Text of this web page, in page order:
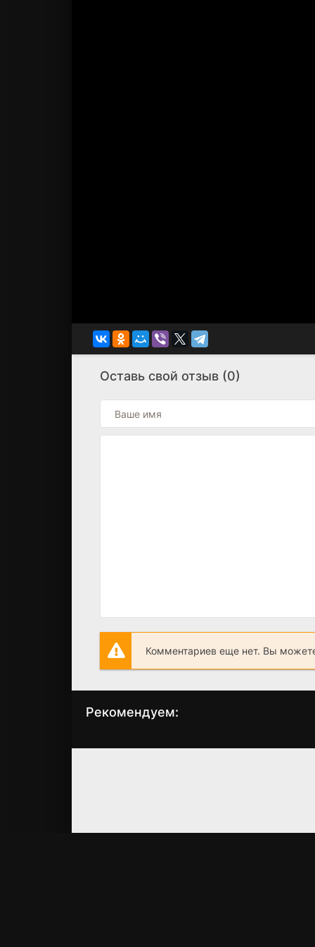
Оставь свой отзыв (0)
Комментариев еще нет. Вы
Рекомендуем:
Вампиры против
Планета страха